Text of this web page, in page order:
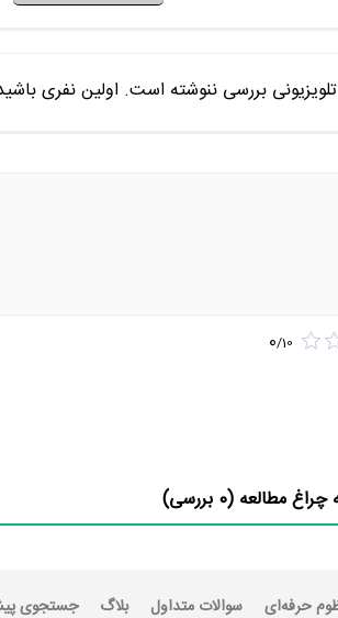
بررسی ننوشته است. اولین نفری
0/10
چراغ مطالعه (0 بررسی)
حرفه‌ای سوالات متداول بلاگ جستجوی